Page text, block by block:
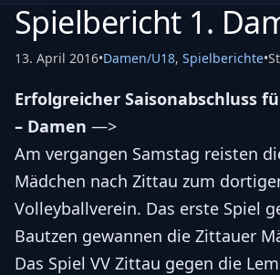
Spielbericht 1.
13. April 2016•Damen/U18, Spielberichte•
Erfolgreicher Saisonabschluss
– Damen —>
Am vergangen Samstag reisten
Mädchen nach Zittau zum
Volleyballverein. Das erste Spiel
Bautzen gewannen die Zittauer
Das Spiel VV Zittau gegen die